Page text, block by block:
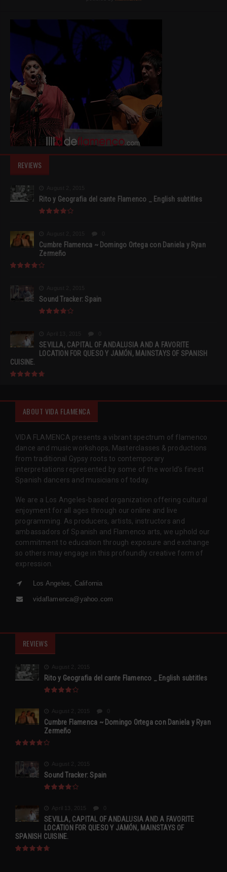
REVIEWS
Rito y Geografia del cante Flamenco _ English subtitles
Cumbre Flamenca ~ Domingo Ortega con Daniela y Ryan
Zermeño
Sound Tracker: Spain
SEVILLA, CAPITAL OF ANDALUSIA AND A FAVORITE
LOCATION FOR QUESO Y JAMÓN, MAINSTAYS OF SPANISH
CUISINE.
ABOUT VIDA FLAMENCA
VIDA FLAMENCA presents a vibrant spectrum of flamenco
dance and music workshops, Masterclasses & productions
from traditional Gypsy roots to contemporary
interpretations represented by some of the world’s finest
Spanish dancers and musicians of today.
We are a Los Angeles-based organization offering cultural
enjoyment for all ages through our online and live
programming. As producers, artists, instructors and
ambassadors of Spanish and Flamenco arts, we uphold our
commitment to education through exposure and exchange
so others may engage in this profoundly creative form of
expression.
Los Angeles, California
vidaflamenca@yahoo.com
REVIEWS
August 2, 2015
Rito y Geografia del cante Flamenco _ English subtitles
August 2, 2015
Cumbre Flamenca ~ Domingo Ortega con Daniela y Ryan
Zermeño
August 2, 2015
Sound Tracker: Spain
April 13, 2015
SEVILLA, CAPITAL OF ANDALUSIA AND A FAVORITE
LOCATION FOR QUESO Y JAMÓN, MAINSTAYS OF
SPANISH CUISINE.